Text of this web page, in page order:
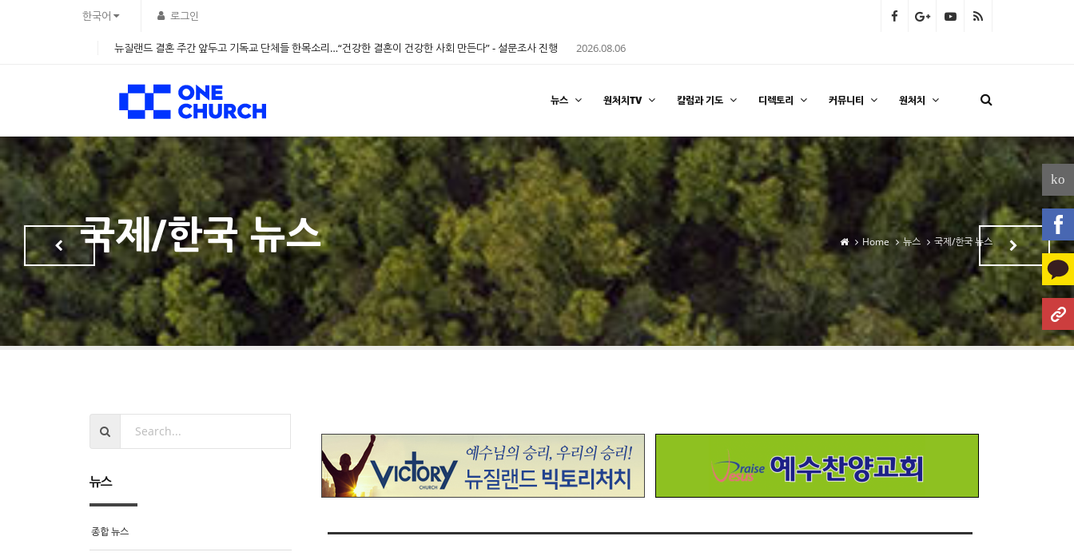
한국어 로그인
뉴질랜드 결혼 주간 앞두고 기독교 단체들 한목소리…“건강한 결혼이 건강한 사회 만든다” - 설문조사 진행 2026.08.06
뉴스 원처치TV 칼럼과 기도 디렉토리 커뮤니티 원처치
국제/한국 뉴스 Home 뉴스 국제/한국 뉴스
뉴스
종합 뉴스
ko
Sketchbook5, 스케치북5